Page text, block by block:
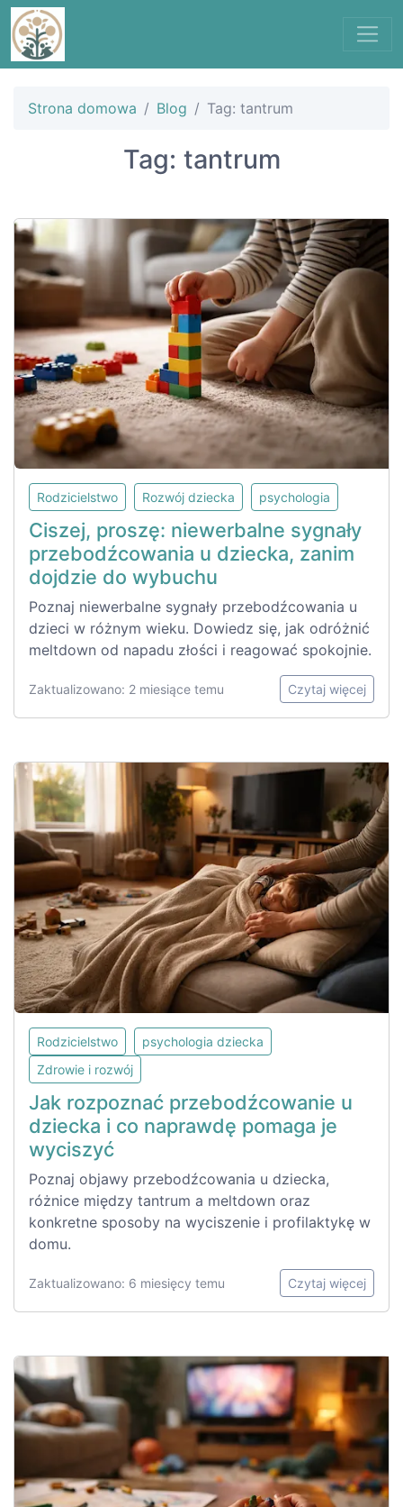
Strona domowa Blog Tag: tantrum
Tag: tantrum
Rodzicielstwo Rozwój dziecka psychologia
Ciszej, proszę: niewerbalne sygnały
przebodźcowania u dziecka, zanim
dojdzie do wybuchu
Poznaj niewerbalne sygnały przebodźcowania u
dzieci w różnym wieku. Dowiedz się, jak odróżnić
meltdown od napadu złości i reagować spokojnie.
Zaktualizowano: 2 miesiące temu Czytaj więcej
Rodzicielstwo
psychologia dziecka
Zdrowie i rozwój
Jak rozpoznać przebodźcowanie u
dziecka i co naprawdę pomaga je
wyciszyć
Poznaj objawy przebodźcowania u dziecka,
różnice między tantrum a meltdown oraz
konkretne sposoby na wyciszenie i profilaktykę w
domu.
Zaktualizowano: 6 miesięcy temu Czytaj więcej